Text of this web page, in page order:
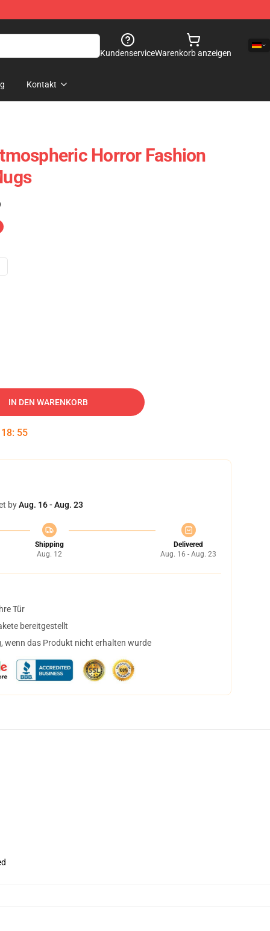
KundenserviceWarenkorb anzeigen
Kontakt
Horror Fashion
IN DEN WARENKORB
18: 54
byAug. 16 - Aug. 23
Shipping
Aug. 12
Delivered
Aug. 16 - Aug. 23
Tür
bereitgestellt
wenn das Produkt nicht erhalten wurde